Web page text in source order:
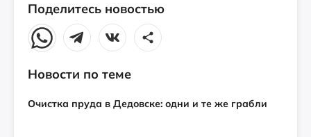
Поделитесь новостью
Новости по теме
Очистка пруда в Дедовске: одни и те же грабли